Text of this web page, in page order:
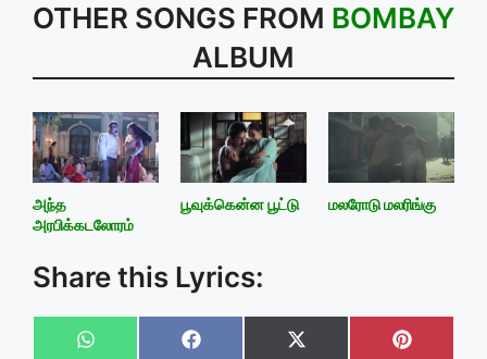
OTHER SONGS FROM BOMBAY
ALBUM
அந்த
அரபிக்கடலோரம்
பூவுக்கென்ன பூட்டு மலரோடு மலரிங்கு
Share this Lyrics:
Share
Share
Share
Share